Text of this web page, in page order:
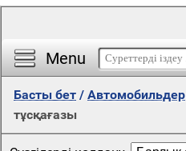
Menu
Басты бет / Автомобильдер
тұсқағазы